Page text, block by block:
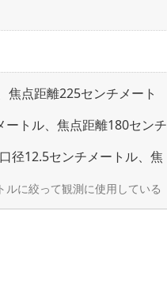
焦点距離225センチメート
トル、焦点距離180センチ
径12.5センチメートル、焦
に絞って観測に使用している